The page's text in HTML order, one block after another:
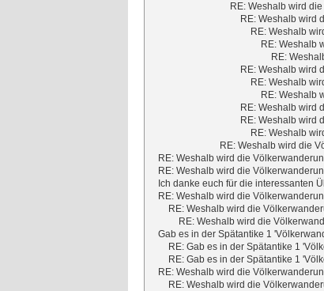
RE: Weshalb wird
RE: Weshalb wird
RE: Weshalb
RE: Weshalb
RE:
RE: Weshalb wird
RE: Weshalb
RE: Weshalb
RE: Weshalb wird
RE: Weshalb wird
RE: Weshalb
RE: Weshalb wird die
RE: Weshalb wird die
RE: Weshalb wird die
Ich danke euch für die interessanten
RE: Weshalb wird die
RE: Weshalb wird die
RE: Weshalb wird die
Gab es in der Spätantike 1
RE: Gab es in der Spätantike 1
RE: Gab es in der Spätantike 1
RE: Weshalb wird die
RE: Weshalb wird die